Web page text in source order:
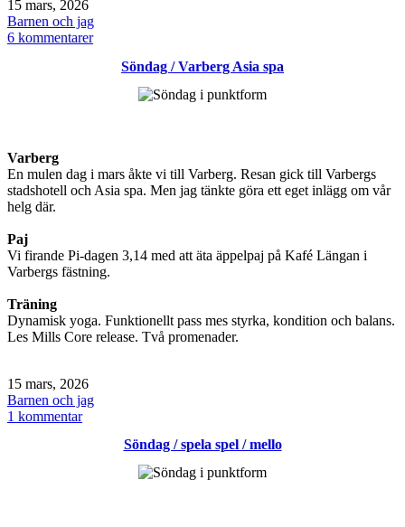
Publicerat
den
15 mars, 2026
Kategoriserat
som
Barnen och jag
6 kommentarertill
stadshotell
Söndag / Varberg Asia spa
Varberg
En mulen dag i mars åkte vi till Varberg. Resan gick till Varbergs
stadshotell och Asia spa. Men jag tänkte göra ett eget inlägg om vår
helg där.
Paj
Vi firande Pi-dagen 3,14 med att äta äppelpaj på Kafé Längan i
Varbergs fästning.
Träning
Dynamisk yoga. Funktionellt pass mes styrka, kondition och balans.
Les Mills Core release. Två promenader.
Publicerat
den
15 mars, 2026
Kategoriserat
som
Barnen och jag
1 kommentartill
Söndag / spela spel / mello